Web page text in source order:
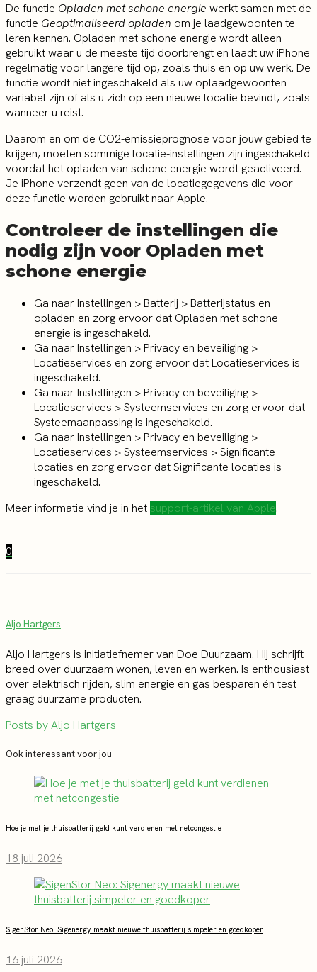
De functie Opladen met schone energie werkt samen met de
functie Geoptimaliseerd opladen om je laadgewoonten te
leren kennen. Opladen met schone energie wordt alleen
gebruikt waar u de meeste tijd doorbrengt en laadt uw iPhone
regelmatig voor langere tijd op, zoals thuis en op uw werk. De
functie wordt niet ingeschakeld als uw oplaadgewoonten
variabel zijn of als u zich op een nieuwe locatie bevindt, zoals
wanneer u reist.
Daarom en om de CO2-emissieprognose voor jouw gebied te
krijgen, moeten sommige locatie-instellingen zijn ingeschakeld
voordat het opladen van schone energie wordt geactiveerd.
Je iPhone verzendt geen van de locatiegegevens die voor
deze functie worden gebruikt naar Apple.
Controleer de instellingen die
nodig zijn voor Opladen met
schone energie
Ga naar Instellingen > Batterij > Batterijstatus en
opladen en zorg ervoor dat Opladen met schone
energie is ingeschakeld.
Ga naar Instellingen > Privacy en beveiliging >
Locatieservices en zorg ervoor dat Locatieservices is
ingeschakeld.
Ga naar Instellingen > Privacy en beveiliging >
Locatieservices > Systeemservices en zorg ervoor dat
Systeemaanpassing is ingeschakeld.
Ga naar Instellingen > Privacy en beveiliging >
Locatieservices > Systeemservices > Significante
locaties en zorg ervoor dat Significante locaties is
ingeschakeld.
Meer informatie vind je in het support-artikel van Apple.
0
Aljo Hartgers
Aljo Hartgers is initiatiefnemer van Doe Duurzaam. Hij schrijft
breed over duurzaam wonen, leven en werken. Is enthousiast
over elektrisch rijden, slim energie en gas besparen én test
graag duurzame producten.
Posts by Aljo Hartgers
Ook interessant voor jou
Hoe je met je thuisbatterij geld kunt verdienen met netcongestie
18 juli 2026
SigenStor Neo: Sigenergy maakt nieuwe thuisbatterij simpeler en goedkoper
16 juli 2026